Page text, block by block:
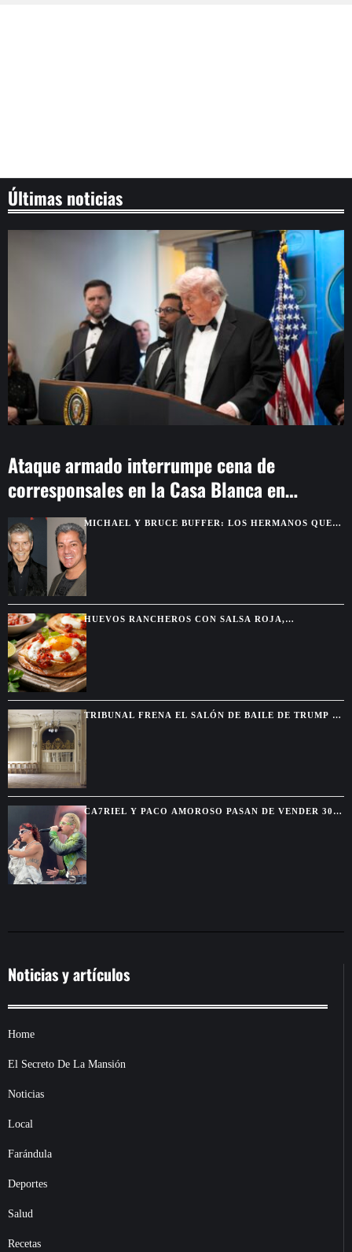
Últimas noticias
Ataque armado interrumpe cena de
corresponsales en la Casa Blanca en
WashingtonMICHAEL Y BRUCE BUFFER: LOS HERMANOS QUE
SE DESCUBRIERON GRACIAS A UNA PELEA POR
TELEVISIÓN
HUEVOS RANCHEROS CON SALSA ROJA,
TORTILLAS DORADAS Y SABOR DE DESAYUNO
MEXICANO
TRIBUNAL FRENA EL SALÓN DE BAILE DE TRUMP Y
CA7RIEL Y PACO AMOROSO PASAN DE VENDER 300
BOLETOS A REUNIR 15.000 FANS EN MÉXICO
Noticias y artículos
Home
El Secreto De La Mansión
Noticias
Local
Farándula
Deportes
Salud
Recetas